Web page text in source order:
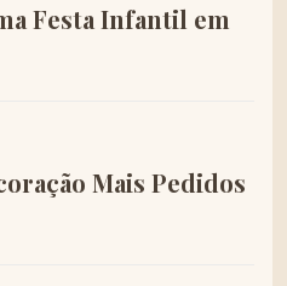
Festa Infantil em
Mais Pedidos